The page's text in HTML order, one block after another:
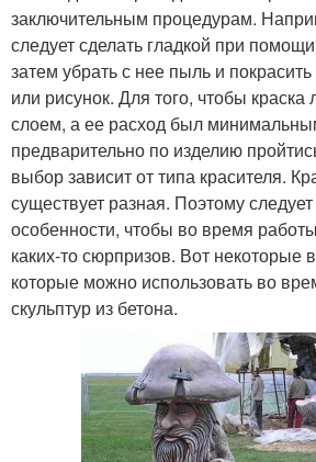
заключительным процедурам.
следует сделать гладкой при
затем убрать с нее пыль и
или рисунок. Для того, чтобы краска
слоем, а ее расход был
предварительно по изделию
выбор зависит от типа красителя.
существует разная. Поэтому
особенности, чтобы во время
каких-то сюрпризов. Вот некоторые
которые можно использовать во
скульптур из бетона.